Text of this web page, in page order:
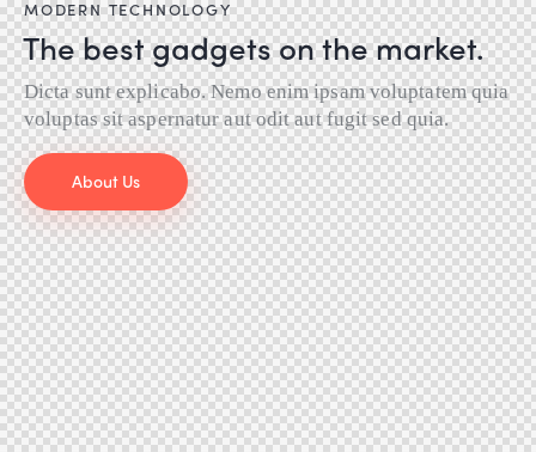
MODERN TECHNOLOGY
The best gadgets on the market.
Dicta sunt explicabo. Nemo enim ipsam voluptatem quia
voluptas sit aspernatur aut odit aut fugit sed quia.
About Us